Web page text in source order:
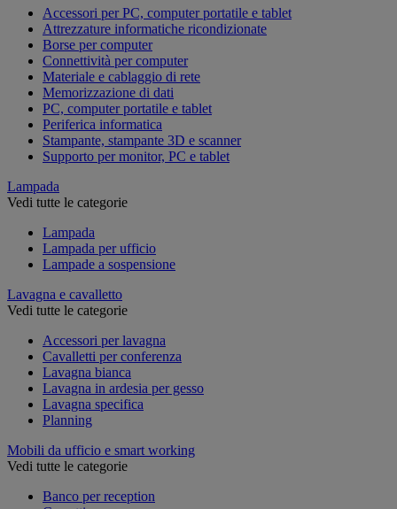
Accessori per PC, computer portatile e tablet
Attrezzature informatiche ricondizionate
Borse per computer
Connettività per computer
Materiale e cablaggio di rete
Memorizzazione di dati
PC, computer portatile e tablet
Periferica informatica
Stampante, stampante 3D e scanner
Supporto per monitor, PC e tablet
Lampada
Vedi tutte le categorie
Lampada
Lampada per ufficio
Lampade a sospensione
Lavagna e cavalletto
Vedi tutte le categorie
Accessori per lavagna
Cavalletti per conferenza
Lavagna bianca
Lavagna in ardesia per gesso
Lavagna specifica
Planning
Mobili da ufficio e smart working
Vedi tutte le categorie
Banco per reception